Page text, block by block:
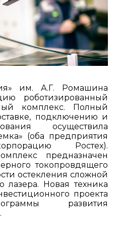
им. А.Г. Ромашина
роботизированный
комплекс. Полный
подключению и
осуществила
(оба предприятия
Ростех).
предназначен
токопровдящего
остекления сложной
Новая техника
проекта
развития